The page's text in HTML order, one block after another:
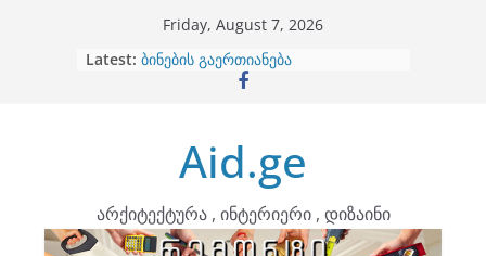
Friday, August 7, 2026
Latest: არტემიდი წარმოგიდგენთ
ბინების გაერთიანება
ინტერიერის დიზიანი
Aid.ge
არქიტექტურა , ინტერიერი , დიზაინი